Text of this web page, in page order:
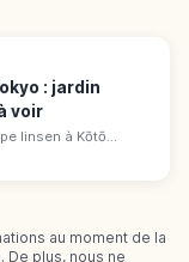
: jardin
voir
linsen à Kōtō
1880 par Iwasaki
Étang, pierres
au moment de la
plus, nous ne